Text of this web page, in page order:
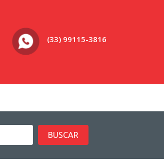
(33) 99115-3816